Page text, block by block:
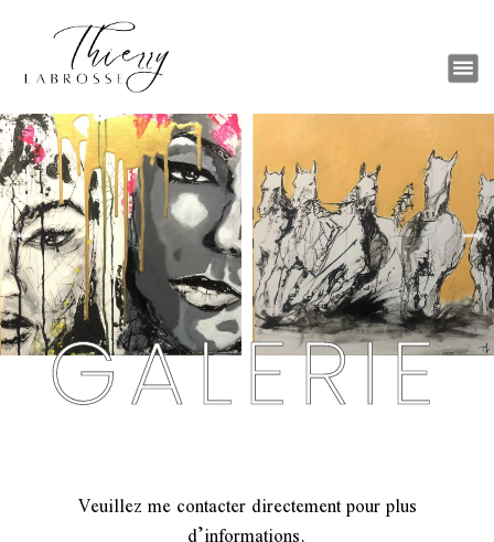
GALERIE
Veuillez me contacter directement pour plus